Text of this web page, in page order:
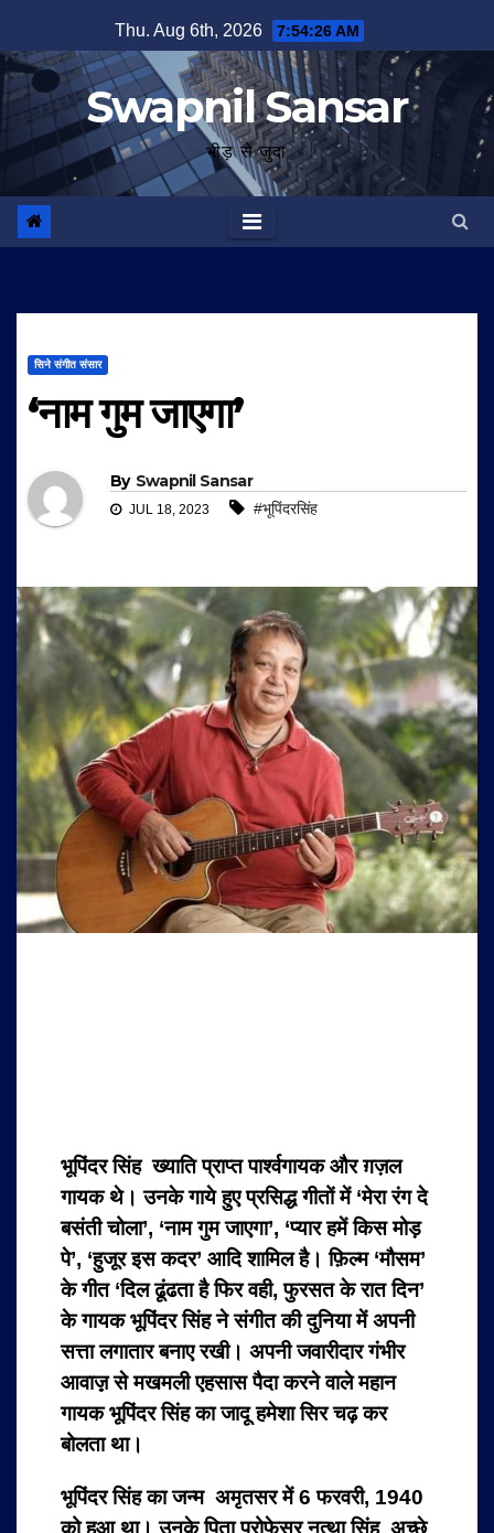
to
content
Thu. Aug 6th, 2026 7:54:26 AM
Swapnil Sansar
भीड़ से जुदा
सिने संगीत संसार
‘नाम गुम जाएगा’
By Swapnil Sansar
JUL 18, 2023 #भूपिंदरसिंह
भूपिंदर सिंह ख्याति प्राप्त पार्श्वगायक और ग़ज़ल
गायक थे। उनके गाये हुए प्रसिद्ध गीतों में ‘मेरा रंग दे
बसंती चोला’, ‘नाम गुम जाएगा’, ‘प्यार हमें किस मोड़
पे’, ‘हुजूर इस कदर’ आदि शामिल है। फ़िल्म ‘मौसम’
के गीत ‘दिल ढूंढता है फिर वही, फुरसत के रात दिन’
के गायक भूपिंदर सिंह ने संगीत की दुनिया में अपनी
सत्ता लगातार बनाए रखी। अपनी जवारीदार गंभीर
आवाज़़ से मखमली एहसास पैदा करने वाले महान
गायक भूपिंदर सिंह का जादू हमेशा सिर चढ़ कर
बोलता था।
भूपिंदर सिंह का जन्म अमृतसर में 6 फरवरी, 1940
को हुआ था। उनके पिता प्रोफेसर नत्था सिंह अच्छे